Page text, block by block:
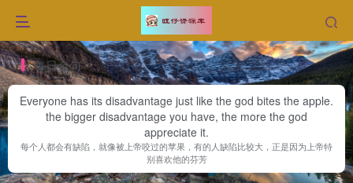
每日金句
Everyone has its disadvantage just like the god bites the apple.
the bigger disadvantage you have, the more the god
appreciate it.
每个人都会有缺陷，就像被上帝咬过的苹果，有的人缺陷比较大，正是因为上帝特
别喜欢他的芬芳